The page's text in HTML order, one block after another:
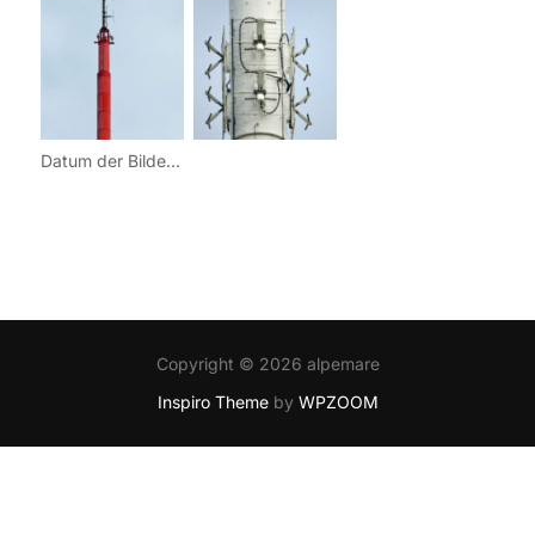
Datum der Bilder: 12.04.2014
Copyright © 2026 alpemare
Inspiro Themeby WPZOOM